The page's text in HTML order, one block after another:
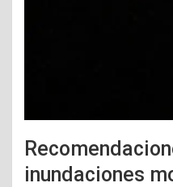
inundaciones